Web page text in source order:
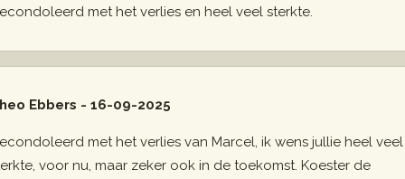
met het verlies en heel veel sterkte.
Ebbers - 16-09-2025
met het verlies van Marcel, ik wens jullie heel veel
voor nu, maar zeker ook in de toekomst. Koester de